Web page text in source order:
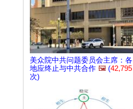
美众院中共问题委员会主席：各
地应终止与中共合作 🖼️ (42,795
次)